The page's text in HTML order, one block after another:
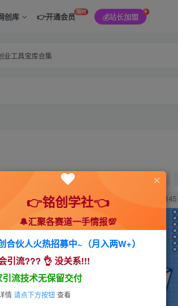
创库 👉开通会员限时 💰站长加盟
工具宝库合集
关注
145
全站积分可通过签到和每日任务获取，可别
👉铭创学社👈
🔔汇聚各赛道一手情报💯
合伙人火热招募中~（月入两W+）
引流??? 👌 没关系!!!
引流技术无保留交付
情 请点下方按钮 查看